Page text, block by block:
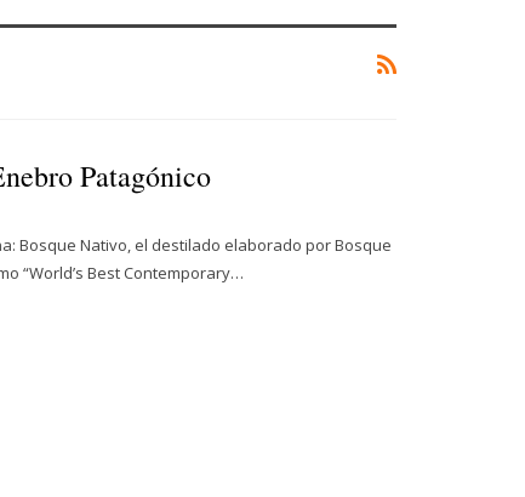
Patagónico
Bosque Nativo, el destilado elaborado por Bosque
“World’s Best Contemporary…